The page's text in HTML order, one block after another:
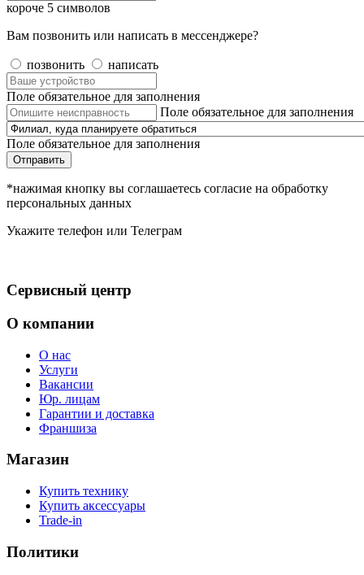
короче 5 символов
Вам позвонить или написать в мессенджере?
позвонить написать
Поле обязательное для заполнения
Поле обязательное для заполнения
Поле обязательное для заполнения
Отправить
*нажимая кнопку вы соглашаетесь согласие на обработку
персональных данных
Укажите телефон или Телеграм
Сервисный центр
О компании
О нас
Услуги
Вакансии
Юр. лицам
Гарантии и доставка
Франшиза
Магазин
Купить технику
Купить аксессуары
Trade-in
Политики